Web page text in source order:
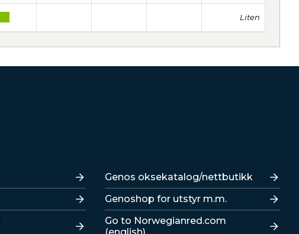
Liten
Lenker
Genos oksekatalog/nettbutikk
Genoshop for utstyr m.m.
Go to Norwegianred.com
(english)